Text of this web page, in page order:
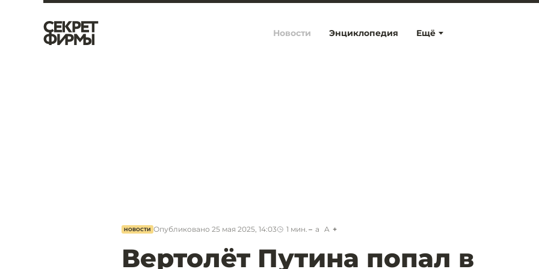
Ещё
Новости Энциклопедия
НОВОСТИ Опубликовано 25 мая 2025, 14:03 1 мин. a A
Вертолёт Путина попал в